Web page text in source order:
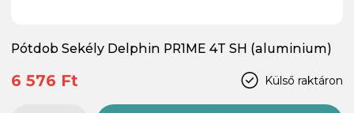
Pótdob Sekély Delphin PR1ME 4T SH (aluminium)
Külső raktáron
6 576 Ft